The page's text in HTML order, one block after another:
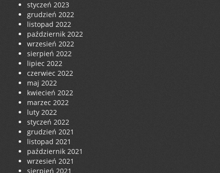
styczeń 2023
grudzień 2022
listopad 2022
październik 2022
wrzesień 2022
sierpień 2022
lipiec 2022
czerwiec 2022
maj 2022
kwiecień 2022
marzec 2022
luty 2022
styczeń 2022
grudzień 2021
listopad 2021
październik 2021
wrzesień 2021
sierpień 2021